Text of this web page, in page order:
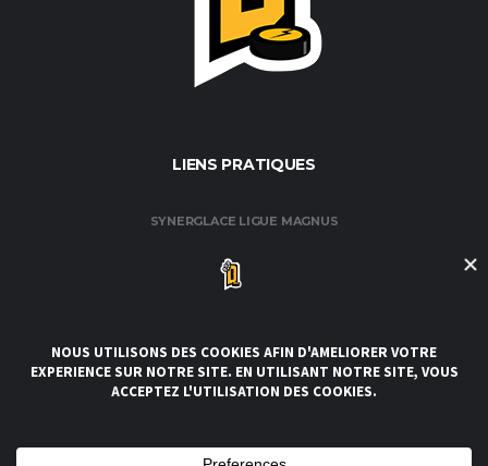
LIENS PRATIQUES
SYNERGLACE LIGUE MAGNUS
FÉDÉRATION FRANÇAISE DE HOCKEY / GLACE
CLUB DE HOCKEY AMATEUR DE ROUEN
CONDITIONS GÉNÉRALES DE VENTE ET D’UTILISATION